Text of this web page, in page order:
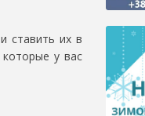
ставить их в
которые у вас